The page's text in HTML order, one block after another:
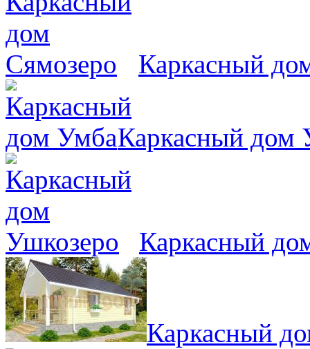
Каркасный
Каркасный дом
Каркасный
Каркасный